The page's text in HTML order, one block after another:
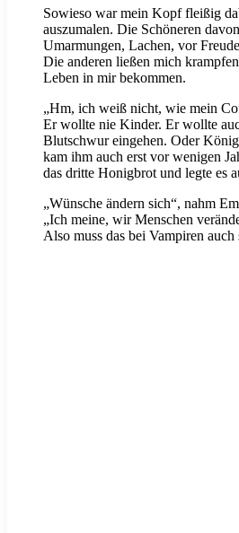
Sowieso war mein Kopf fleißig
auszumalen. Die Schöneren
Umarmungen, Lachen, vor
Die anderen ließen mich
Leben in mir bekommen.
„Hm, ich weiß nicht, wie mein
Er wollte nie Kinder. Er wollte
Blutschwur eingehen. Oder
kam ihm auch erst vor wenigen
das dritte Honigbrot und legte es
„Wünsche ändern sich“, nahm
„Ich meine, wir Menschen
Also muss das bei Vampiren auch